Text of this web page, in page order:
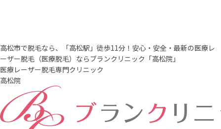
高松市で脱毛なら、「高松駅」徒歩11分！安心・安全・最新の医療レ
ーザー脱毛（医療脱毛）ならブランクリニック「高松院」
医療レーザー脱毛専門クリニック
高松院